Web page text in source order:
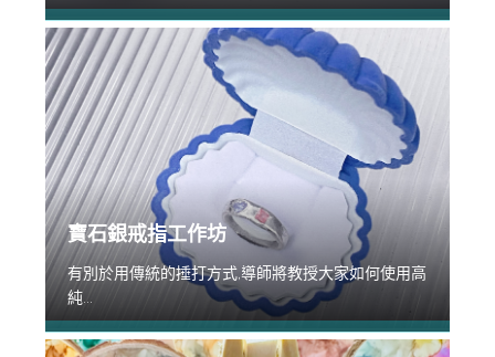
寶石銀戒指工作坊
有別於用傳統的捶打方式,導師將教授大家如何使用高
純...